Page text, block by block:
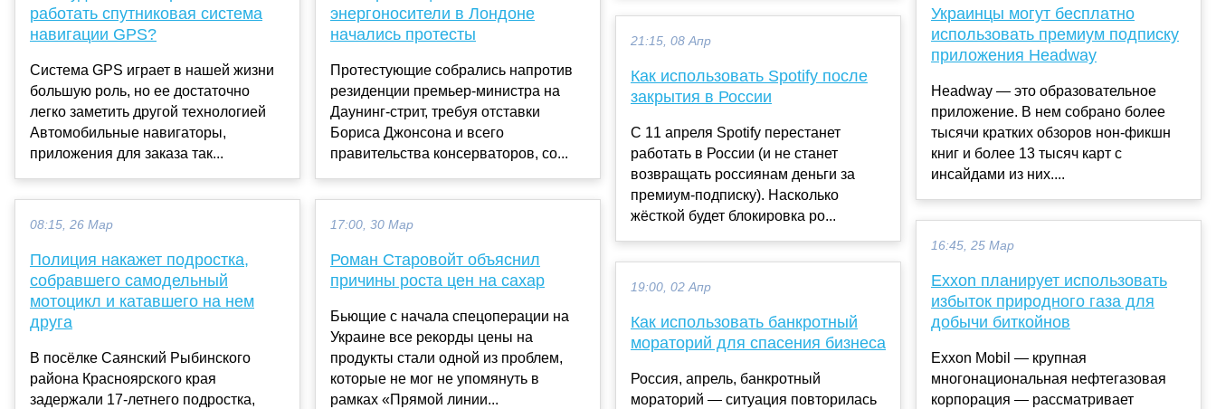
работать спутниковая система
навигации GPS?
Система GPS играет в нашей жизни
большую роль, но ее достаточно
легко заметить другой технологией
Автомобильные навигаторы,
приложения для заказа так...
08:15, 26 Мар
Полиция накажет подростка,
собравшего самодельный
мотоцикл и катавшего на нем
друга
В посёлке Саянский Рыбинского
района Красноярского края
задержали 17-летнего подростка,
энергоносители в Лондоне
начались протесты
Протестующие собрались напротив
резиденции премьер-министра на
Даунинг-стрит, требуя отставки
Бориса Джонсона и всего
правительства консерваторов, со...
17:00, 30 Мар
Роман Старовойт объяснил
причины роста цен на сахар
Бьющие с начала спецоперации на
Украине все рекорды цены на
продукты стали одной из проблем,
которые не мог не упомянуть в
рамках «Прямой линии...
21:15, 08 Апр
Как использовать Spotify после
закрытия в России
С 11 апреля Spotify перестанет
работать в России (и не станет
возвращать россиянам деньги за
премиум-подписку). Насколько
жёсткой будет блокировка ро...
19:00, 02 Апр
Как использовать банкротный
мораторий для спасения бизнеса
Россия, апрель, банкротный
мораторий — ситуация повторилась
Украинцы могут бесплатно
использовать премиум подписку
приложения Headway
Headway — это образовательное
приложение. В нем собрано более
тысячи кратких обзоров нон-фикшн
книг и более 13 тысяч карт с
инсайдами из них....
16:45, 25 Мар
Exxon планирует использовать
избыток природного газа для
добычи биткойнов
Exxon Mobil — крупная
многонациональная нефтегазовая
корпорация — рассматривает